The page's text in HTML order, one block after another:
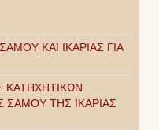
ΚΑΙ ΙΚΑΡΙΑΣ ΓΙΑ
ΚΑΤΗΧΗΤΙΚΩΝ
ΣΑΜΟΥ ΤΗΣ ΙΚΑΡΙΑΣ